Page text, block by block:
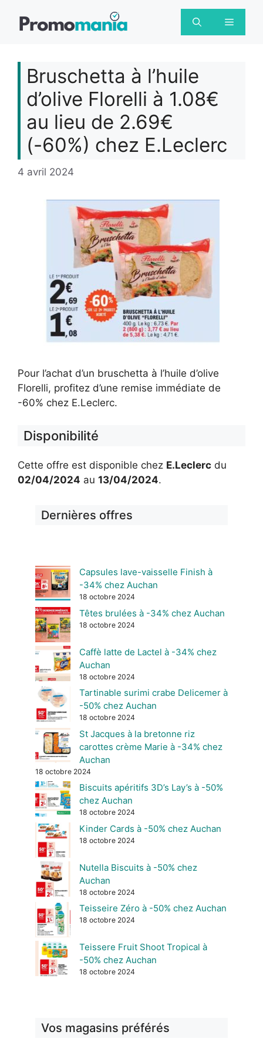
Menu
Bruschetta à l’huile
d’olive Florelli à 1.08€
au lieu de 2.69€
(-60%) chez E.Leclerc
4 avril 2024
Pour l’achat d’un bruschetta à l’huile d’olive
Florelli, profitez d’une remise immédiate de
-60% chez E.Leclerc.
Disponibilité
Cette offre est disponible chez E.Leclerc du
02/04/2024 au 13/04/2024.
Dernières offres
Capsules lave-vaisselle Finish à
-34% chez Auchan
18 octobre 2024
Têtes brulées à -34% chez Auchan
18 octobre 2024
Caffè latte de Lactel à -34% chez
Auchan
18 octobre 2024
Tartinable surimi crabe Delicemer à
-50% chez Auchan
18 octobre 2024
St Jacques à la bretonne riz
carottes crème Marie à -34% chez
Auchan
18 octobre 2024
Biscuits apéritifs 3D’s Lay’s à -50%
chez Auchan
18 octobre 2024
Kinder Cards à -50% chez Auchan
18 octobre 2024
Nutella Biscuits à -50% chez
Auchan
18 octobre 2024
Teisseire Zéro à -50% chez Auchan
18 octobre 2024
Teissere Fruit Shoot Tropical à
-50% chez Auchan
18 octobre 2024
Vos magasins préférés